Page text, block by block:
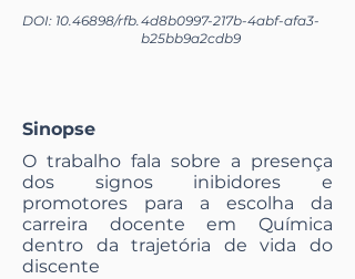
DOI: 10.46898/rfb.4d8b0997-217b-4abf-afa3-
b25bb9a2cdb9
Sinopse
O trabalho fala sobre a presença
dos signos inibidores e
promotores para a escolha da
carreira docente em Química
dentro da trajetória de vida do
discente